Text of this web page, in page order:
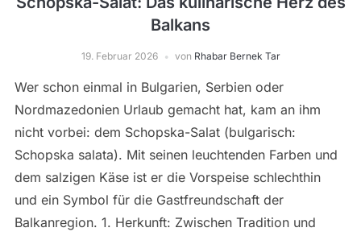
Balkans
19. Februar 2026 von Rhabar Bernek Tar
Wer schon einmal in Bulgarien, Serbien oder
Nordmazedonien Urlaub gemacht hat, kam an ihm
nicht vorbei: dem Schopska-Salat (bulgarisch:
Schopska salata). Mit seinen leuchtenden Farben und
dem salzigen Käse ist er die Vorspeise schlechthin
und ein Symbol für die Gastfreundschaft der
Balkanregion. 1. Herkunft: Zwischen Tradition und